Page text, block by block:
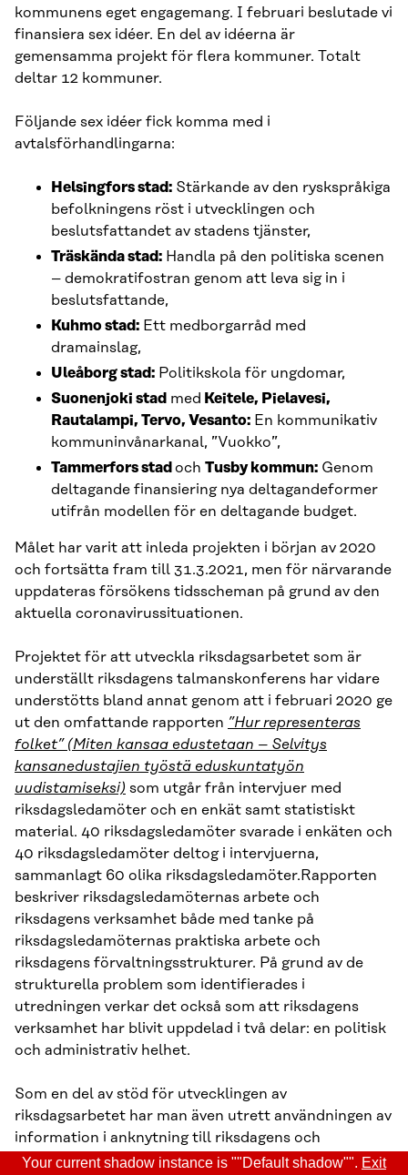
kommunens eget engagemang. I februari beslutade vi
finansiera sex idéer. En del av idéerna är
gemensamma projekt för flera kommuner. Totalt
deltar 12 kommuner.
Följande sex idéer fick komma med i
avtalsförhandlingarna:
Helsingfors stad: Stärkande av den ryskspråkiga
befolkningens röst i utvecklingen och
beslutsfattandet av stadens tjänster,
Träskända stad: Handla på den politiska scenen
– demokratifostran genom att leva sig in i
beslutsfattande,
Kuhmo stad: Ett medborgarråd med
dramainslag,
Uleåborg stad: Politikskola för ungdomar,
Suonenjoki stad med Keitele, Pielavesi,
Rautalampi, Tervo, Vesanto: En kommunikativ
kommuninvånarkanal, ”Vuokko”,
Tammerfors stad och Tusby kommun: Genom
deltagande finansiering nya deltagandeformer
utifrån modellen för en deltagande budget.
Målet har varit att inleda projekten i början av 2020
och fortsätta fram till 31.3.2021, men för närvarande
uppdateras försökens tidsscheman på grund av den
aktuella coronavirussituationen.
Projektet för att utveckla riksdagsarbetet som är
underställt riksdagens talmanskonferens har vidare
understötts bland annat genom att i februari 2020 ge
ut den omfattande rapporten ”Hur representeras
folket” (Miten kansaa edustetaan – Selvitys
kansanedustajien työstä eduskuntatyön
uudistamiseksi) som utgår från intervjuer med
riksdagsledamöter och en enkät samt statistiskt
material. 40 riksdagsledamöter svarade i enkäten och
40 riksdagsledamöter deltog i intervjuerna,
sammanlagt 60 olika riksdagsledamöter.Rapporten
beskriver riksdagsledamöternas arbete och
riksdagens verksamhet både med tanke på
riksdagsledamöternas praktiska arbete och
riksdagens förvaltningsstrukturer. På grund av de
strukturella problem som identifierades i
utredningen verkar det också som att riksdagens
verksamhet har blivit uppdelad i två delar: en politisk
och administrativ helhet.
Som en del av stöd för utvecklingen av
riksdagsarbetet har man även utrett användningen av
information i anknytning till riksdagens och
riksdagsledamöternas arbete samt behoven att
Your current shadow instance is ""Default shadow"". Exit